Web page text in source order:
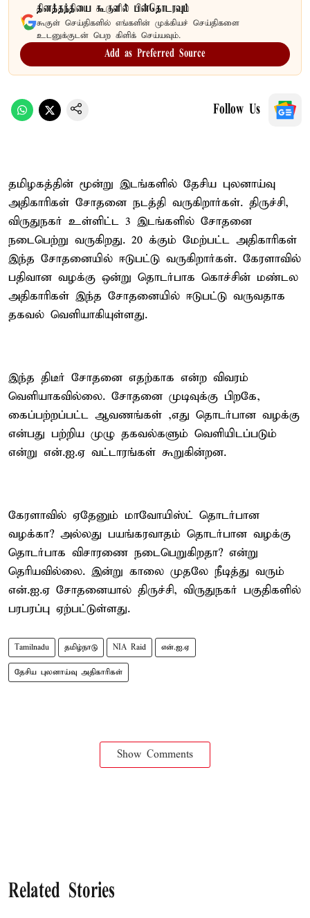
தினத்தந்தியை கூகுளில் பின்தொடரவும்
கூகுள் செய்திகளில் எங்களின் முக்கியச் செய்திகளை
உடனுக்குடன் பெற கிளிக் செய்யவும்.
Add as Preferred Source
Follow Us
தமிழகத்தின் மூன்று இடங்களில் தேசிய புலனாய்வு
அதிகாரிகள் சோதனை நடத்தி வருகிறார்கள். திருச்சி,
விருதுநகர் உள்ளிட்ட 3 இடங்களில் சோதனை
நடைபெற்று வருகிறது. 20 க்கும் மேற்பட்ட அதிகாரிகள்
இந்த சோதனையில் ஈடுபட்டு வருகிறார்கள். கேரளாவில்
பதிவான வழக்கு ஒன்று தொடர்பாக கொச்சின் மண்டல
அதிகாரிகள் இந்த சோதனையில் ஈடுபட்டு வருவதாக
தகவல் வெளியாகியுள்ளது.
இந்த திடீர் சோதனை எதற்காக என்ற விவரம்
வெளியாகவில்லை. சோதனை முடிவுக்கு பிறகே,
கைப்பற்றப்பட்ட ஆவணங்கள் ,எது தொடர்பான வழக்கு
என்பது பற்றிய முழு தகவல்களும் வெளியிடப்படும்
என்று என்.ஐ.ஏ வட்டாரங்கள் கூறுகின்றன.
கேரளாவில் ஏதேனும் மாவோயிஸ்ட் தொடர்பான
வழக்கா? அல்லது பயங்கரவாதம் தொடர்பான வழக்கு
தொடர்பாக விசாரணை நடைபெறுகிறதா? என்று
தெரியவில்லை. இன்று காலை முதலே நீடித்து வரும்
என்.ஐ.ஏ சோதனையால் திருச்சி, விருதுநகர் பகுதிகளில்
பரபரப்பு ஏற்பட்டுள்ளது.
Tamilnadu தமிழ்நாடு NIA Raid என்.ஐ.ஏ
தேசிய புலனாய்வு அதிகாரிகள்
Show Comments
Related Stories